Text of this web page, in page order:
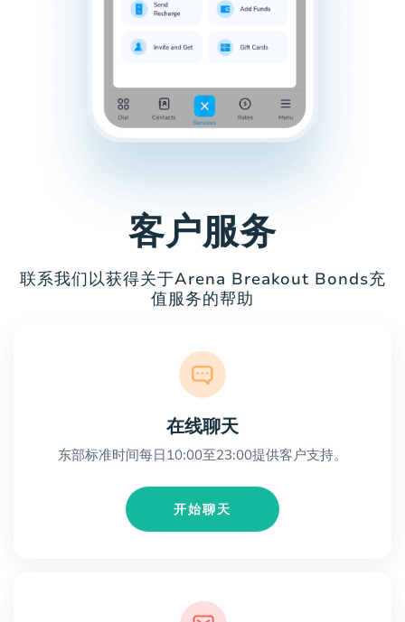
客户服务
联系我们以获得关于Arena Breakout Bonds充
值服务的帮助
在线聊天
东部标准时间每日10:00至23:00提供客户支持。
开始聊天